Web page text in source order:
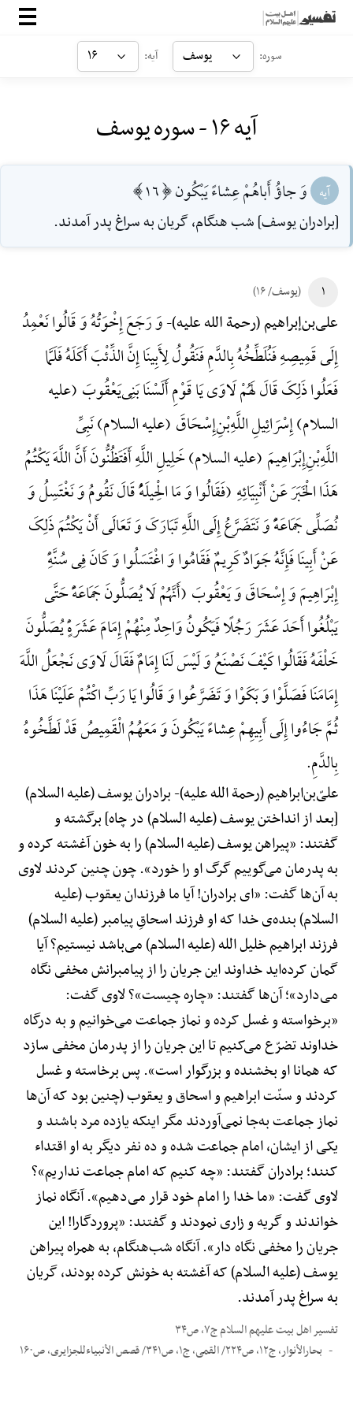
صفحه‌اصلی
ارتباط با ما
سوره: یوسف آیه: ۱۶
آیه ۱۶ - سوره یوسف
آیه وَ جاؤُ أَباهُمْ عِشاءً يَبْكُون [16]
[برادران يوسف] شب هنگام، گريان به سراغ پدر آمدند.
۱ (یوسف/ ۱۶)
علی‌بن‌إبراهیم (رحمة الله علیه)-وَ رَجَعَ إِخْوَتُهُ وَ قَالُوا نَعْمِدُ
إِلَی قَمِیصِهِ فَنُلَطِّخُهُ بِالدَّمِ فَنَقُولُ لِأَبِینَا إِنَّ الذِّئْبَ أَکَلَهُ فَلَمَّا
فَعَلُوا ذَلِکَ قَالَ لَهُمْ لَاوَی یَا قَوْمِ أَ‌لَسْنَا بَنِی‌یَعْقُوبَ (علیه
السلام) إِسْرَائِیلِ اللَّهِ‌بْنِ‌إِسْحَاقَ (علیه السلام) نَبِیِّ
اللَّهِ‌بْنِ‌إِبْرَاهِیمَ (علیه السلام) خَلِیلِ اللَّهِ أَ‌فَتَظُنُّونَ أَنَّ اللَّهَ یَکْتُمُ
هَذَا الْخَبَرَ عَنْ أَنْبِیَائِهِ (فَقَالُوا وَ مَا الْحِیلَهًُْ قَالَ نَقُومُ وَ نَغْتَسِلُ وَ
نُصَلِّی جَمَاعَهًًْ وَ نَتَضَرَّعُ إِلَی اللَّهِ تَبَارَکَ وَ تَعَالَی أَنْ یَکْتُمَ ذَلِکَ
عَنْ أَبِینَا فَإِنَّهُ جَوَادٌ کَرِیمٌ فَقَامُوا وَ اغْتَسَلُوا وَ کَانَ فِی سُنَّهًِْ
إِبْرَاهِیمَ وَ إِسْحَاقَ وَ یَعْقُوبَ (أَنَّهُمْ لَا یُصَلُّونَ جَمَاعَهًًْ حَتَّی
یَبْلُغُوا أَحَدَ عَشَرَ رَجُلًا فَیَکُونُ وَاحِدٌ مِنْهُمْ إِمَامَ عَشَرَهًٍْ یُصَلُّونَ
خَلْفَهُ فَقَالُوا کَیْفَ نَصْنَعُ وَ لَیْسَ لَنَا إِمَامٌ فَقَالَ لَاوَی نَجْعَلُ اللَّهَ
إِمَامَنَا فَصَلَّوْا وَ بَکَوْا وَ تَضَرَّعُوا وَ قَالُوا یَا رَبِّ اکْتُمْ عَلَیْنَا هَذَا
ثُمَّ جَاءُوا إِلَی أَبِیهِمْ عِشاءً یَبْکُونَ وَ مَعَهُمُ الْقَمِیصُ قَدْ لَطَّخُوهُ
بِالدَّمِ.
علیّ‌بن‌ابراهیم (رحمة الله علیه)-برادران یوسف (علیه السلام)
[بعد از انداختن یوسف (علیه السلام) در چاه] برگشته و
گفتند: «پیراهن یوسف (علیه السلام) را به خون آغشته کرده و
به پدرمان می‌گوییم گرگ او را خورد». چون چنین کردند لاوی
به آن‌ها گفت: «ای برادران! آیا ما فرزندان یعقوب (علیه
السلام) بنده‌ی خدا که او فرزند اسحاقِ پیامبر (علیه السلام)
فرزند ابراهیم خلیل الله (علیه السلام) می‌باشد نیستیم؟ آیا
گمان کرده‌اید خداوند این جریان را از پیامبرانش مخفی نگاه
می‌دارد»؛ آن‌ها گفتند: «چاره چیست»؟ لاوی گفت:
«برخواسته و غسل کرده و نماز جماعت می‌خوانیم و به درگاه
خداوند تضرّع می‌کنیم تا این جریان را از پدرمان مخفی سازد
که همانا او بخشنده و بزرگوار است». پس برخاسته و غسل
کردند و سنّت ابراهیم و اسحاق و یعقوب (چنین بود که آن‌ها
نماز جماعت به‌جا نمی‌آوردند مگر اینکه یازده مرد باشند و
یکی از ایشان، امام جماعت شده و ده نفر دیگر به او اقتداء
کنند؛ برادران گفتند: «چه کنیم که امام جماعت نداریم»؟
لاوی گفت: «ما خدا را امام خود قرار می‌دهیم». آنگاه نماز
خواندند و گریه و زاری نمودند و گفتند: «پروردگارا! این
جریان را مخفی نگاه دار». آنگاه شب‌هنگام، به همراه پیراهن
یوسف (علیه السلام) که آغشته به خونش کرده بودند، گریان
به سراغ پدر آمدند.
تفسیر اهل بیت علیهم السلام ج۷، ص۳۴
بحارالأنوار، ج۱۲، ص۲۲۴/ القمی، ج۱، ص۳۴۱/ قصص الأنبیاءللجزایری، ص۱۶۰